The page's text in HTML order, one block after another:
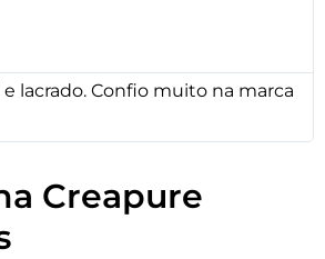
lacrado. Confio muito na marca
Creapure